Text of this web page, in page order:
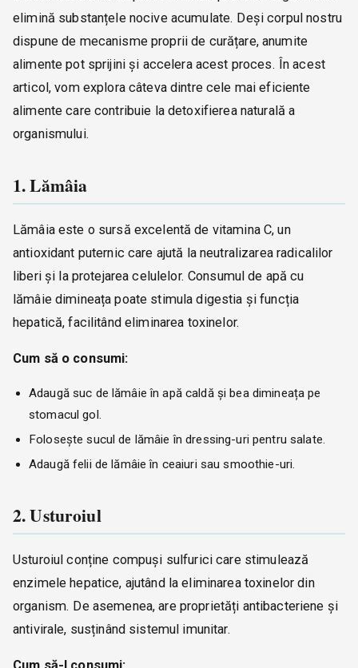
elimină substanțele nocive acumulate. Deși corpul nostru
dispune de mecanisme proprii de curățare, anumite
alimente pot sprijini și accelera acest proces. În acest
articol, vom explora câteva dintre cele mai eficiente
alimente care contribuie la detoxifierea naturală a
organismului.
1. Lămâia
Lămâia este o sursă excelentă de vitamina C, un
antioxidant puternic care ajută la neutralizarea radicalilor
liberi și la protejarea celulelor. Consumul de apă cu
lămâie dimineața poate stimula digestia și funcția
hepatică, facilitând eliminarea toxinelor.
Cum să o consumi:
Adaugă suc de lămâie în apă caldă și bea dimineața pe
stomacul gol.
Folosește sucul de lămâie în dressing-uri pentru salate.
Adaugă felii de lămâie în ceaiuri sau smoothie-uri.
2. Usturoiul
Usturoiul conține compuși sulfurici care stimulează
enzimele hepatice, ajutând la eliminarea toxinelor din
organism. De asemenea, are proprietăți antibacteriene și
antivirale, susținând sistemul imunitar.